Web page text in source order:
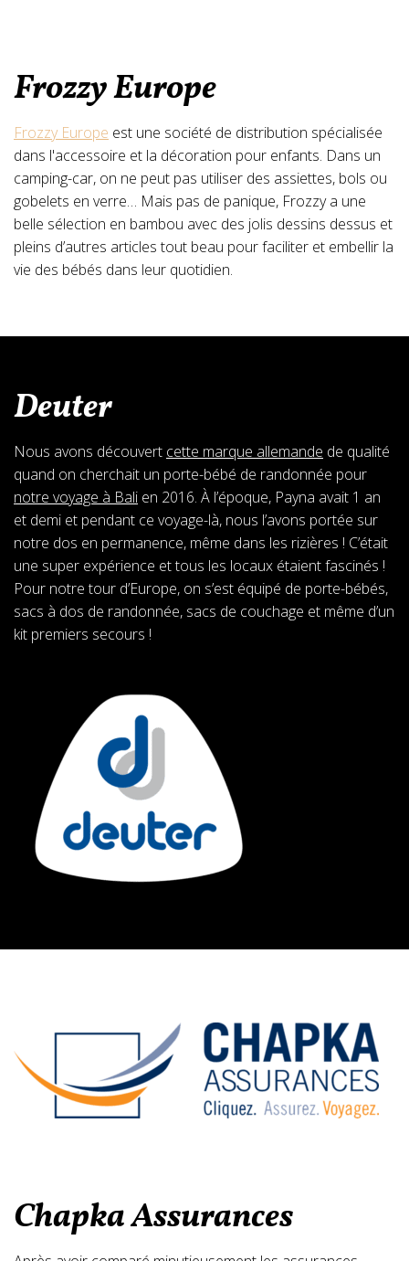
Frozzy Europe
Frozzy Europe est une société de distribution spécialisée
dans l'accessoire et la décoration pour enfants. Dans un
camping-car, on ne peut pas utiliser des assiettes, bols ou
gobelets en verre… Mais pas de panique, Frozzy a une
belle sélection en bambou avec des jolis dessins dessus et
pleins d’autres articles tout beau pour faciliter et embellir la
vie des bébés dans leur quotidien.
Deuter
Nous avons découvert cette marque allemande de qualité
quand on cherchait un porte-bébé de randonnée pour
notre voyage à Bali en 2016. À l’époque, Payna avait 1 an
et demi et pendant ce voyage-là, nous l’avons portée sur
notre dos en permanence, même dans les rizières ! C’était
une super expérience et tous les locaux étaient fascinés !
Pour notre tour d’Europe, on s’est équipé de porte-bébés,
sacs à dos de randonnée, sacs de couchage et même d’un
kit premiers secours !
Chapka Assurances